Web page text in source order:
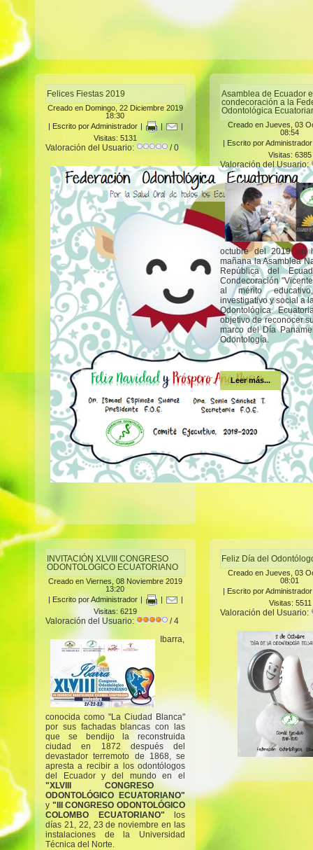
Felices Fiestas 2019
Creado en Domingo, 22 Diciembre 2019
18:30
| Escrito por Administrador | |
|
Visitas: 5131
Valoración del Usuario: / 0
Asamblea de Ecuador
condecoración a la
Odontológica
Creado en Jueves, 03
08:54
| Escrito por Administrador
Visitas: 6385
Valoración del Usuario:
octubre del 2019 en
mañana la Asamblea
República del
Condecoración
al mérito
investigativo y social a
Odontológica
objetivo de reconocer
marco del Día
Odontología.
Leer más...
INVITACIÓN XLVIII CONGRESO
ODONTOLÓGICO ECUATORIANO
Creado en Viernes, 08 Noviembre 2019
13:20
| Escrito por Administrador | |
|
Visitas: 6219
Valoración del Usuario:
/ 4
Ibarra,
conocida como "La Ciudad Blanca"
por sus fachadas blancas con las
que se bendijo la reconstruida
ciudad en 1872 después del
devastador terremoto de 1868, se
apresta a recibir a los odontólogos
del Ecuador y del mundo en el
"XLVIII CONGRESO
ODONTOLÓGICO ECUATORIANO"
y "III CONGRESO ODONTOLÓGICO
COLOMBO ECUATORIANO" los
días 21, 22, 23 de noviembre en las
instalaciones de la Universidad
Técnica del Norte.
Feliz Día del
Creado en Jueves, 03
08:01
| Escrito por Administrador
Visitas: 5511
Valoración del Usuario: